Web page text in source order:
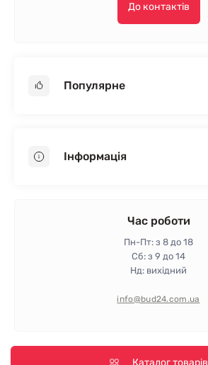
До контактів
Популярне
Пінопласт
Інформація
Гарантія та повернення
Політика конфіденційності
Час роботи
Пн-Пт: з 8 до 18
Сб: з 9 до 14
Нд: вихідний
info@bud24.com.ua